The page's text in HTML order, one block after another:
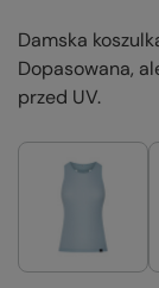
Damska
Dopasowana,
przed UV.